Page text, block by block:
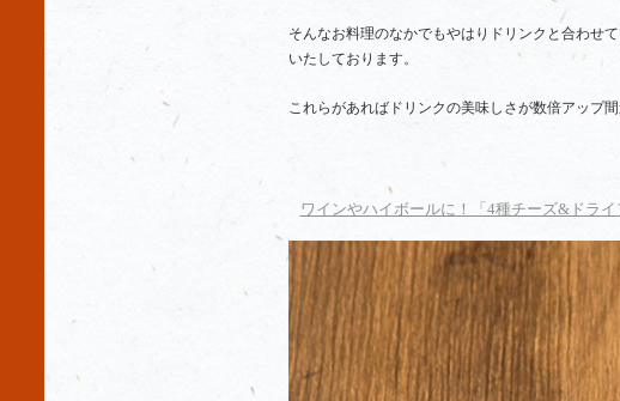
そんなお料理のなかでもやはりドリンクと合わせ
いたしております。
これらがあればドリンクの美味しさが数倍アップ
ワインやハイボールに！「4種チーズ&ドライ